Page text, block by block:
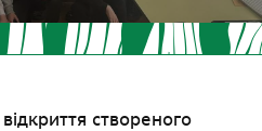
створеного